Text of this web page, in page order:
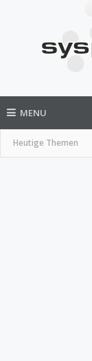
MENU
Heutige Themen